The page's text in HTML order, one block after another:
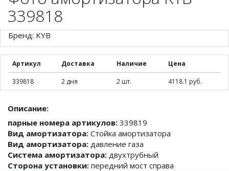
339818
Бренд: KYB
Артикул Доставка Наличие Цена
339818 2 дня 2 шт. 4118.1 руб.
Описание:
парные номера артикулов: 339819
Вид амортизатора: Стойка амортизатора
Вид амортизатора: давление газа
Система амортизатора: двухтрубный
Сторона установки: передний мост справа